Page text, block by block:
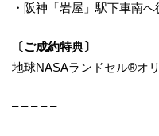
・阪神「岩屋」駅下車南へ
〔ご成約特典〕
地球NASAランドセル®オ
– – – – –